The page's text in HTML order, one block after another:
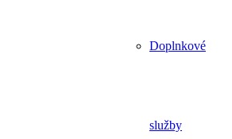
Doplnkové
služby